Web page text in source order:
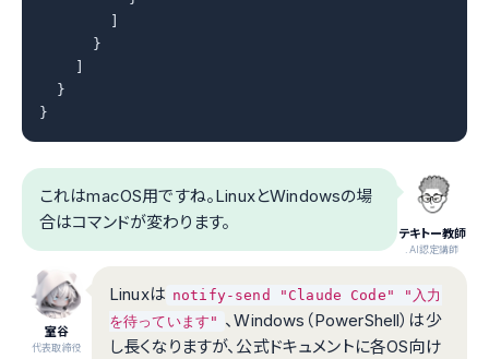
      }
  }
}
テキトー教師
.AI認定講師
これはmacOS用ですね。LinuxとWindowsの場
合はコマンドが変わります。
室谷
代表取締役
Linuxは notify-send "Claude Code" "入力
を待っています" 、Windows（PowerShell）は少
し長くなりますが、公式ドキュメントに各OS向け